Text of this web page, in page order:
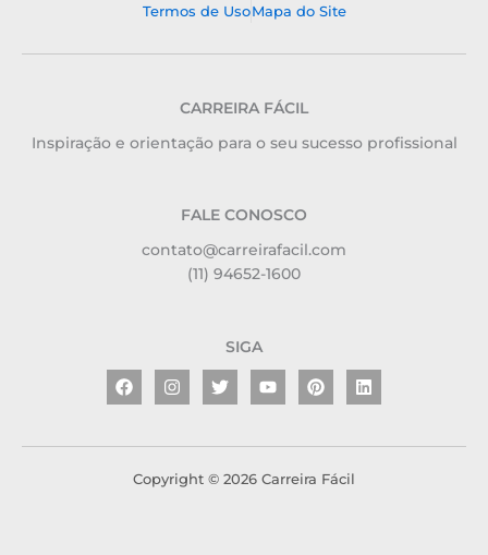
Termos de UsoMapa do Site
CARREIRA FÁCIL
Inspiração e orientação para o seu sucesso profissional
FALE CONOSCO
contato@carreirafacil.com
(11) 94652-1600
SIGA
FacebookInstagram
TwitterYoutubePinterestLinkedin
Copyright © 2026 Carreira Fácil